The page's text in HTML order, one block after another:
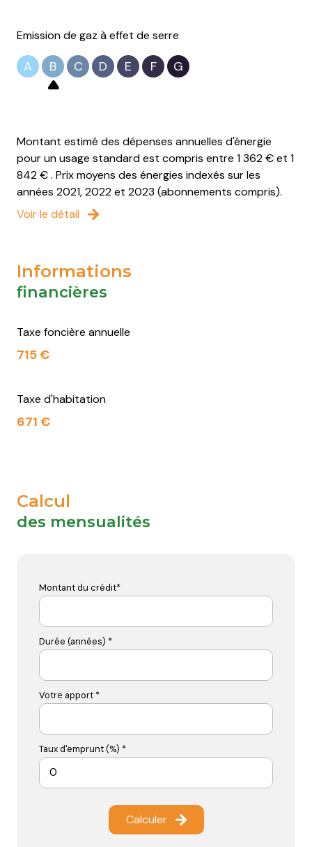
Emission de gaz à effet de serre
A B C D E F G
Montant estimé des dépenses annuelles d'énergie
pour un usage standard est compris entre 1 362 € et 1
842 € . Prix moyens des énergies indexés sur les
années 2021, 2022 et 2023 (abonnements compris).
Voir le détail
Informations
financières
Taxe foncière annuelle
715 €
Taxe d'habitation
671 €
Calcul
des mensualités
Montant du crédit*
Durée (années) *
Votre apport *
Taux d'emprunt (%) *
Calculer